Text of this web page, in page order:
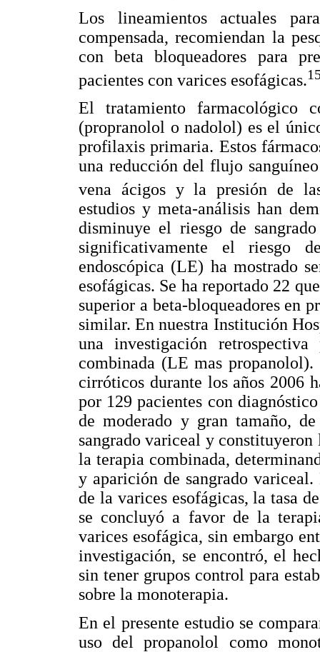
Los lineamientos actuales
compensada, recomiendan la
con beta bloqueadores para
pacientes con varices esofágicas.
El tratamiento farmacológico
(propranolol o nadolol) es el
profilaxis primaria. Estos
una reducción del flujo
vena ácigos y la presión de
estudios y meta-análisis han
disminuye el riesgo de
significativamente el riesgo
endoscópica (LE) ha mostrado
esofágicas. Se ha reportado 22
superior a beta-bloqueadores en
similar. En nuestra Institución
una investigación
combinada (LE mas propanolol).
cirróticos durante los años 2006
por 129 pacientes con
de moderado y gran tamaño,
sangrado variceal y constituyeron
la terapia combinada,
y aparición de sangrado
de la varices esofágicas, la tasa
se concluyó a favor de la
varices esofágica, sin embargo
investigación, se encontró, el
sin tener grupos control para
sobre la monoterapia.
En el presente estudio se
uso del propanolol como